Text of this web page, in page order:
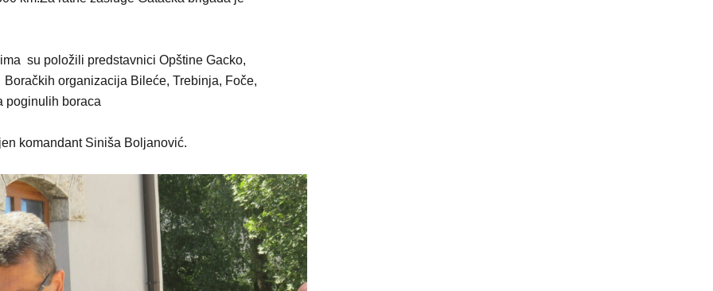
su položili predstavnici Opštine Gacko,
organizacija Bileće, Trebinja, Foče,
poginulih boraca
komandant Siniša Boljanović.